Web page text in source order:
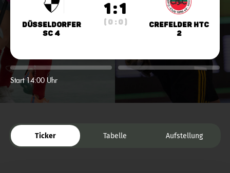
Düsseldorfer
SC 4
1 : 1
( 0 : 0 )
Crefelder HTC
2
Start 14:00 Uhr
Ticker Tabelle Aufstellung